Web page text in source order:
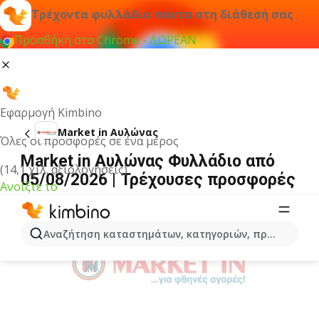
Τρέχοντα φυλλάδια πάντα στη διάθεσή σας
Προσθήκη στο Chrome - ΔΩΡΕΑΝ
Εφαρμογή Kimbino
Όλες οι προσφορές σε ένα μέρος
(14,1 χιλ. αξιολογήσεις)
Ανοίξτε το
Αναζήτηση καταστημάτων, κατηγοριών, προϊόντων...
Market in Αυλώνας
Market in Αυλώνας Φυλλάδιο από
05/08/2026 | Τρέχουσες προσφορές